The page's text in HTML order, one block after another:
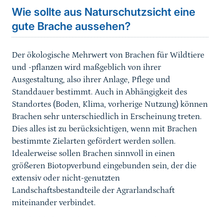
Wie sollte aus Naturschutzsicht eine
gute Brache aussehen?
Der ökologische Mehrwert von Brachen für Wildtiere
und -pflanzen wird maßgeblich von ihrer
Ausgestaltung, also ihrer Anlage, Pflege und
Standdauer bestimmt. Auch in Abhängigkeit des
Standortes (Boden, Klima, vorherige Nutzung) können
Brachen sehr unterschiedlich in Erscheinung treten.
Dies alles ist zu berücksichtigen, wenn mit Brachen
bestimmte Zielarten gefördert werden sollen.
Idealerweise sollen Brachen sinnvoll in einen
größeren Biotopverbund eingebunden sein, der die
extensiv oder nicht-genutzten
Landschaftsbestandteile der Agrarlandschaft
miteinander verbindet.